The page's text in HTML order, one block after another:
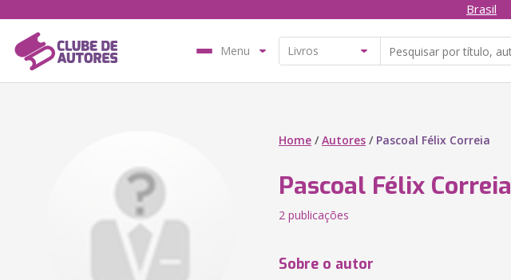
Brasil
Menu
Home /Autores / Pascoal Félix Correia
Pascoal Félix Correia
2 publicações
Sobre o autor